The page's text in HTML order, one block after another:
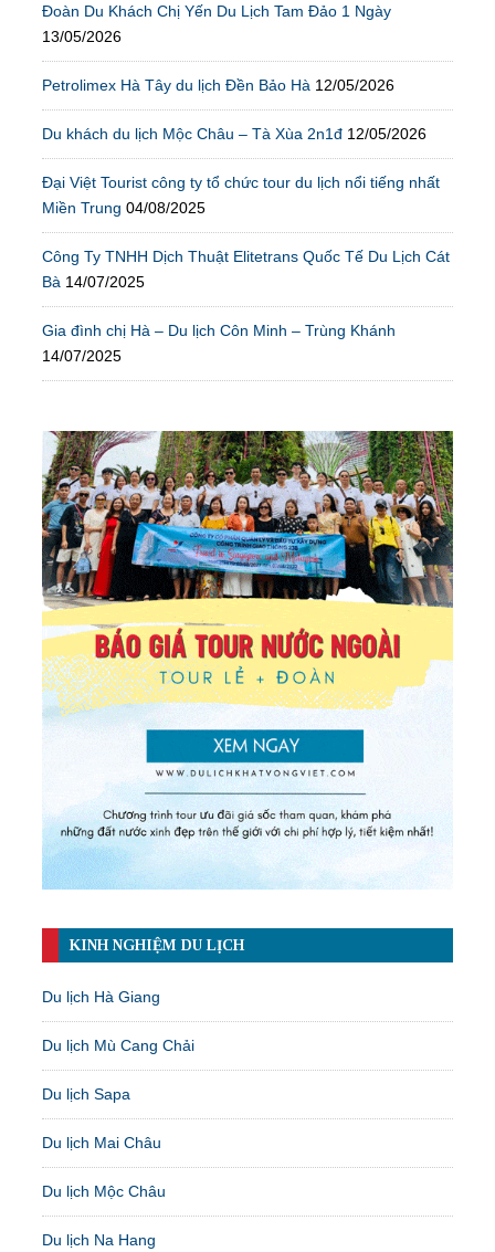
Đoàn Du Khách Chị Yến Du Lịch Tam Đảo 1 Ngày
13/05/2026
Petrolimex Hà Tây du lịch Đền Bảo Hà 12/05/2026
Du khách du lịch Mộc Châu – Tà Xùa 2n1đ 12/05/2026
Đại Việt Tourist công ty tổ chức tour du lịch nổi tiếng nhất
Miền Trung 04/08/2025
Công Ty TNHH Dịch Thuật Elitetrans Quốc Tế Du Lịch Cát
Bà 14/07/2025
Gia đình chị Hà – Du lịch Côn Minh – Trùng Khánh
14/07/2025
KINH NGHIỆM DU LỊCH
Du lịch Hà Giang
Du lịch Mù Cang Chải
Du lịch Sapa
Du lịch Mai Châu
Du lịch Mộc Châu
Du lịch Na Hang